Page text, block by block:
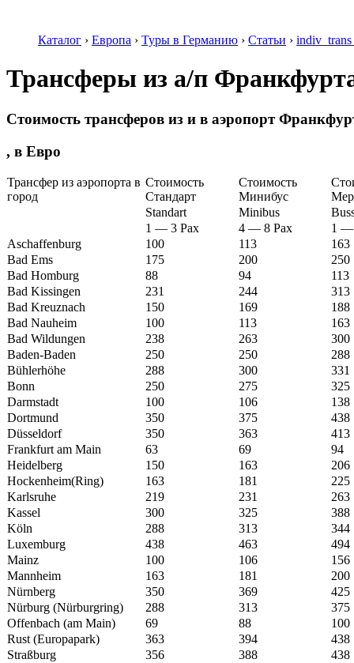
Каталог › Европа › Туры в Германию › Статьи ›
Трансферы из а/п
Стоимость трансферов из и в аэропорт
, в Евро
Трансфер из аэропорта в
город
Стоимость
Стандарт
Стоимость
Минибуc
Standart
Minibus
1 — 3 Pax
4 — 8 Pax
1 —
Aschaffenburg
100 113
163
Bad Ems
175 200
250
Bad Homburg
88 94
113
Bad Kissingen
231 244
313
Bad Kreuznach
150 169
188
Bad Nauheim
100 113
163
Bad Wildungen
238 263
300
Baden-Baden
250 250
288
Bühlerhöhe
288 300
331
Bonn
250 275
325
Darmstadt
100 106
138
Dortmund
350 375
438
Düsseldorf
350 363
413
Frankfurt am Main
63 69
94
Heidelberg
150 163
206
Hockenheim(Ring)
163 181
225
Karlsruhe
219 231
263
Kassel
300 325
388
Köln
288 313
344
Luxemburg
438 463
494
Mainz
100 106
156
Mannheim
163 181
200
Nürnberg
350 369
425
Nürburg (Nürburgring)
288 313
375
Offenbach (am Main)
69 88
100
Rust (Europapark)
363 394
438
Straßburg
356 388
438